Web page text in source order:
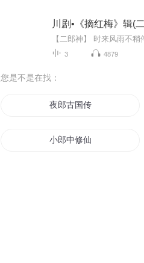
川剧•《摘红梅》辑(
3 4879
您是不是在找：
夜郎古国传奇
小郎中修仙记